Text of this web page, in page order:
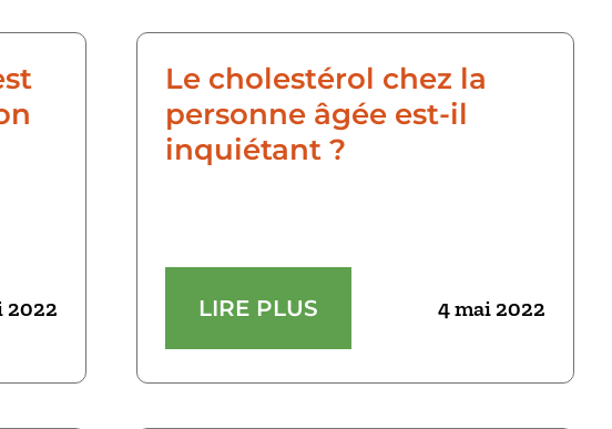
2022
Le cholestérol chez la
personne âgée est-il
inquiétant ?
LIRE PLUS 4 mai 2022